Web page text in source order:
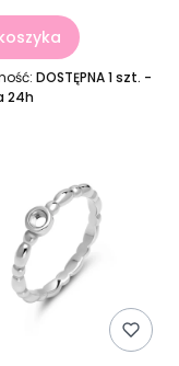
DOSTĘPNA 1 szt. -
24h